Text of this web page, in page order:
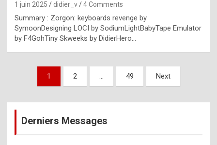
l
e
x
a
%
1 juin 2025 didier_v 4 Comments
Summary : Zorgon: keyboards revenge by
SymoonDesigning LOCI by SodiumLightBabyTape Emulator
by F4GohTiny Skweeks by DidierHero…
Pagination
publications
1 2 … 49 Next
Derniers Messages